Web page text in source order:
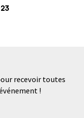
recevoir toutes
!